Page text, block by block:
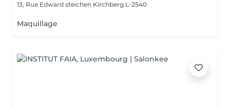
13, Rue Edward steichen Kirchberg L-2540
Maquillage